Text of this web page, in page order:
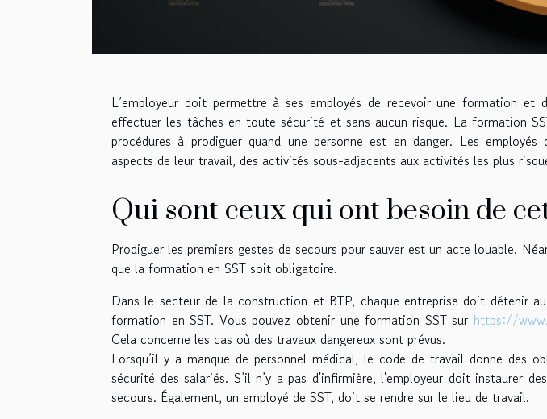
L’employeur doit permettre à ses employés de recevoir une formation et
effectuer les tâches en toute sécurité et sans aucun risque. La formation
procédures à prodiguer quand une personne est en danger. Les
aspects de leur travail, des activités sous-adjacents aux activités les plus
Qui sont ceux qui ont besoin de
Prodiguer les premiers gestes de secours pour sauver est un acte louable.
que la formation en SST soit obligatoire.
Dans le secteur de la construction et BTP, chaque entreprise doit détenir
formation en SST. Vous pouvez obtenir une formation SST sur https://
Cela concerne les cas où des travaux dangereux sont prévus.
Lorsqu’il y a manque de personnel médical, le code de travail donne des
sécurité des salariés. S’il n’y a pas d'infirmière, l'employeur doit instaurer
secours. Également, un employé de SST, doit se rendre sur le lieu de travail.